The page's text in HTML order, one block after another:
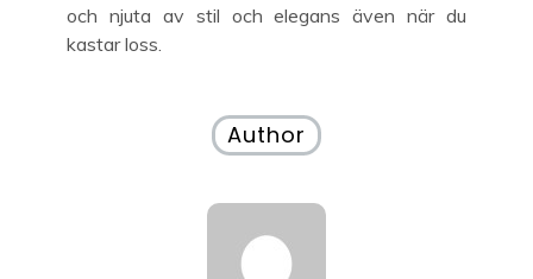
och njuta av stil och elegans även när du
kastar loss.
Author